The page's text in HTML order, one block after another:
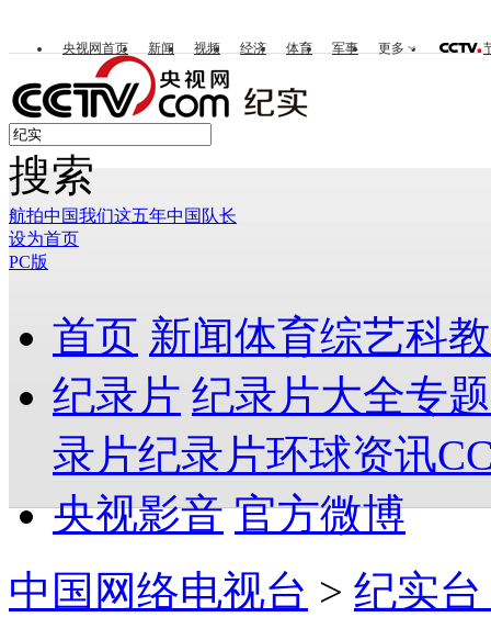
央视网首页 新闻 视频 经济 体育 军事 更多
搜索
航拍中国我们这五年中国队长
设为首页
PC版
首页 新闻体育综艺科教
纪录片 纪录片大全专
录片纪录片环球资讯
央视影音 官方微博
中国网络电视台 > 纪实